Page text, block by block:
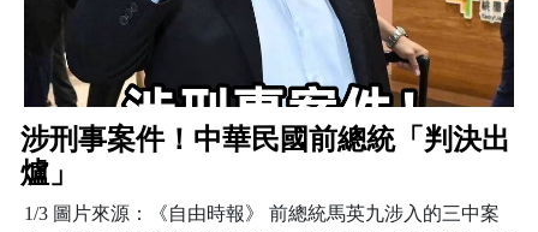
涉刑事案件！中華民國前總統「判決出
爐」
1/3 圖片來源：《自由時報》 前總統馬英九涉入的三中案